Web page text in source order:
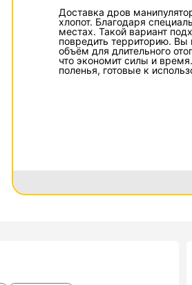
Доставка дров
хлопот. Благодаря
местах. Такой вариант
повредить территорию. Вы
объём для длительного
что экономит силы и
поленья, готовые к